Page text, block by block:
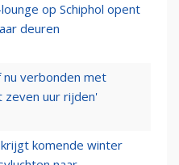
op Schiphol opent
deuren
nu verbonden met
zeven uur rijden'
krijgt komende winter